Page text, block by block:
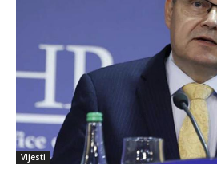
Vijesti